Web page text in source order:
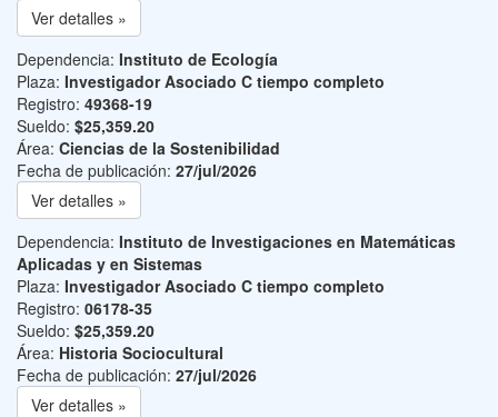
Ver detalles »
Dependencia: Instituto de Ecología
Plaza: Investigador Asociado C tiempo completo
Registro: 49368-19
Sueldo: $25,359.20
Área: Ciencias de la Sostenibilidad
Fecha de publicación: 27/jul/2026
Ver detalles »
Dependencia: Instituto de Investigaciones en Matemáticas
Aplicadas y en Sistemas
Plaza: Investigador Asociado C tiempo completo
Registro: 06178-35
Sueldo: $25,359.20
Área: Historia Sociocultural
Fecha de publicación: 27/jul/2026
Ver detalles »